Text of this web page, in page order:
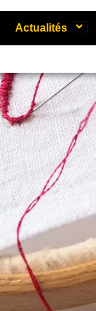
Actualités